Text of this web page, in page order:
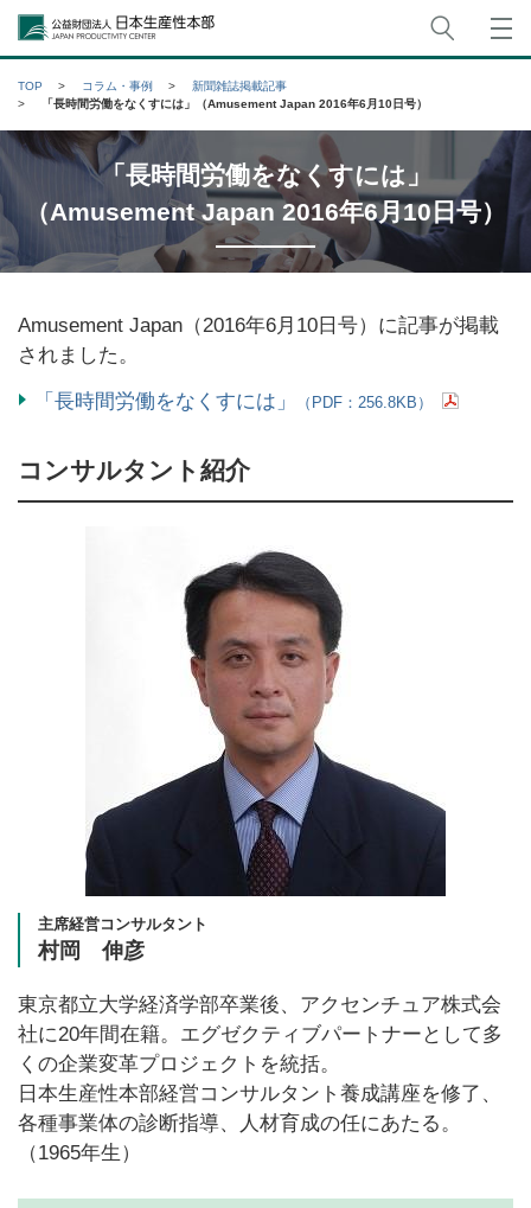
公益財団法人日本生産性本部
TOP コラム・事例
新聞雑誌掲載記事
「長時間労働をなくすには」（Amusement Japan 2016年6月10日号）
「長時間労働をなくすには」
（Amusement Japan 2016年6月10日号）
Amusement Japan（2016年6月10日号）に記事が掲載
されました。
「長時間労働をなくすには」 （PDF：256.8KB）
コンサルタント紹介
主席経営コンサルタント
村岡 伸彦
東京都立大学経済学部卒業後、アクセンチュア株式会
社に20年間在籍。エグゼクティブパートナーとして多
くの企業変革プロジェクトを統括。
日本生産性本部経営コンサルタント養成講座を修了、
各種事業体の診断指導、人材育成の任にあたる。
（1965年生）